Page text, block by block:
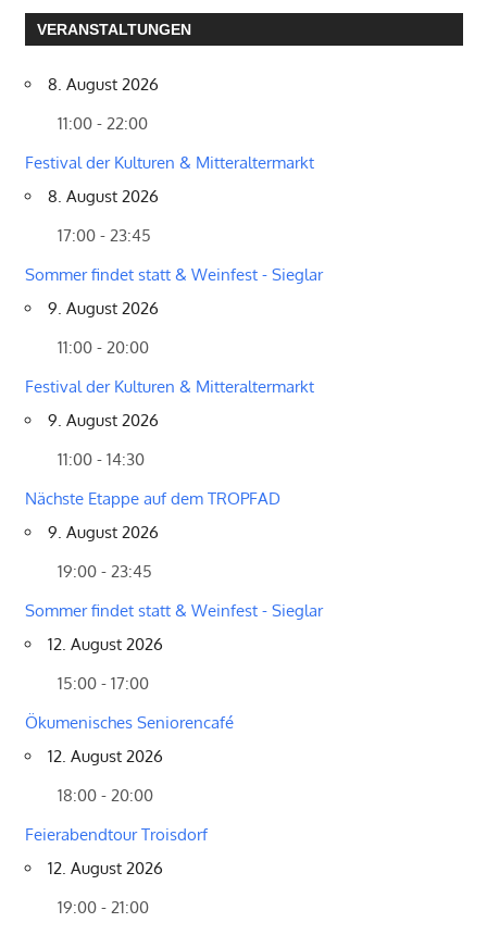
VERANSTALTUNGEN
8. August 2026
11:00 - 22:00
Festival der Kulturen & Mitteraltermarkt
8. August 2026
17:00 - 23:45
Sommer findet statt & Weinfest - Sieglar
9. August 2026
11:00 - 20:00
Festival der Kulturen & Mitteraltermarkt
9. August 2026
11:00 - 14:30
Nächste Etappe auf dem TROPFAD
9. August 2026
19:00 - 23:45
Sommer findet statt & Weinfest - Sieglar
12. August 2026
15:00 - 17:00
Ökumenisches Seniorencafé
12. August 2026
18:00 - 20:00
Feierabendtour Troisdorf
12. August 2026
19:00 - 21:00